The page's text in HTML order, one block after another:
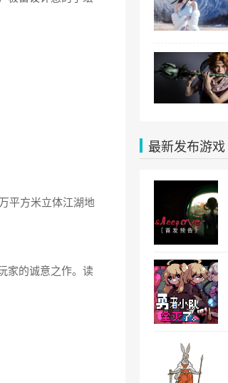
平方米立体江湖地
家的诚意之作。读
最新发布游戏